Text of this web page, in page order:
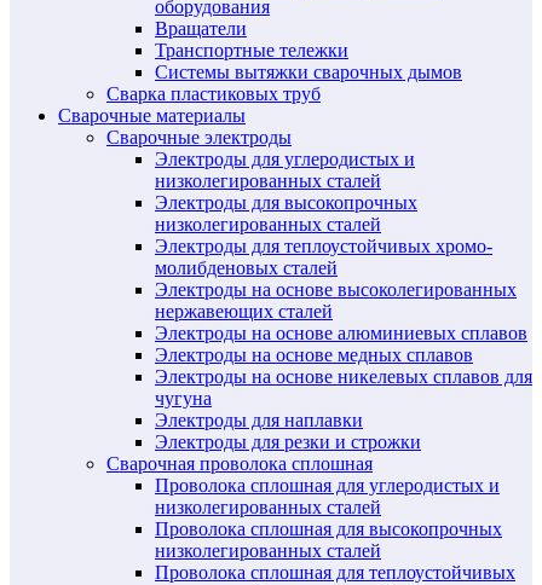
оборудования
Вращатели
Транспортные тележки
Системы вытяжки сварочных дымов
Сварка пластиковых труб
Сварочные материалы
Сварочные электроды
Электроды для углеродистых и
низколегированных сталей
Электроды для высокопрочных
низколегированных сталей
Электроды для теплоустойчивых хромо-
молибденовых сталей
Электроды на основе высоколегированных
нержавеющих сталей
Электроды на основе алюминиевых сплавов
Электроды на основе медных сплавов
Электроды на основе никелевых сплавов для
чугуна
Электроды для наплавки
Электроды для резки и строжки
Сварочная проволока сплошная
Проволока сплошная для углеродистых и
низколегированных сталей
Проволока сплошная для высокопрочных
низколегированных сталей
Проволока сплошная для теплоустойчивых